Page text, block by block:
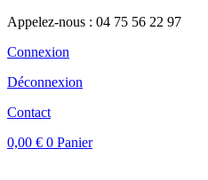
Appelez-nous : 04 75 56 22 97
Connexion
Déconnexion
Contact
0,00 € 0 Panier